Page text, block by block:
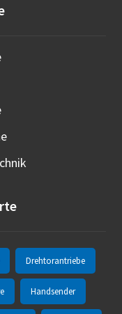
Drehtorantriebe
Handsender